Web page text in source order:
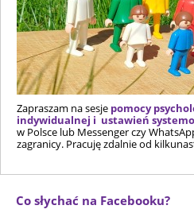
Zapraszam na sesje pomocy
indywidualnej i ustawień
w Polsce lub Messenger czy
zagranicy. Pracuję zdalnie od
Co słychać na Facebooku?